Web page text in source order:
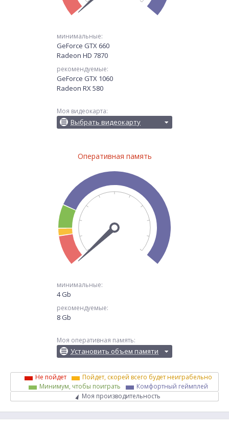
минимальные:
GeForce GTX 660
Radeon HD 7870
рекомендуемые:
GeForce GTX 1060
Radeon RX 580
Моя видеокарта:
Выбрать видеокарту
Оперативная память
минимальные:
4 Gb
рекомендуемые:
8 Gb
Моя оперативная память:
Установить объем памяти
Не пойдет
Пойдет, скорей всего будет неиграбельно
Минимум, чтобы поиграть
Комфортный геймплей
Моя производительность